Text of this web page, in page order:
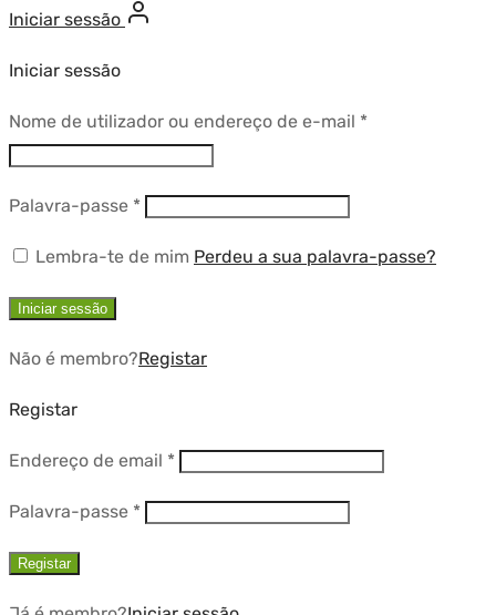
Iniciar sessão
Iniciar sessão
Nome de utilizador ou endereço de e-mail *Obrigatório
Palavra-passe *Obrigatório
Lembra-te de mim Perdeu a sua palavra-passe?
Iniciar sessão
Não é membro?Registar
Registar
Endereço de email *Obrigatório
Palavra-passe *Obrigatório
Registar